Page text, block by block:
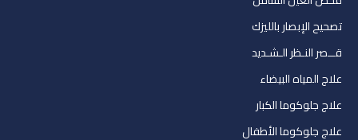
تصحيح الإبصار بالليزك
قــصر النـظر الـشـديد
علاج المياه البيضاء
علاج جلوكوما الكبار
علاج جلوكوما الأطفال